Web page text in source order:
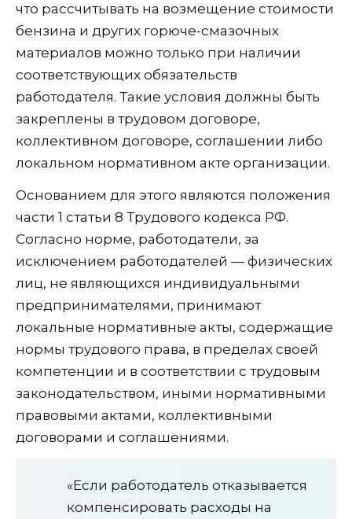
что рассчитывать на возмещение стоимости
бензина и других горюче-смазочных
материалов можно только при наличии
соответствующих обязательств
работодателя. Такие условия должны быть
закреплены в трудовом договоре,
коллективном договоре, соглашении либо
локальном нормативном акте организации.
Основанием для этого являются положения
части 1 статьи 8 Трудового кодекса РФ.
Согласно норме, работодатели, за
исключением работодателей — физических
лиц, не являющихся индивидуальными
предпринимателями, принимают
локальные нормативные акты, содержащие
нормы трудового права, в пределах своей
компетенции и в соответствии с трудовым
законодательством, иными нормативными
правовыми актами, коллективными
договорами и соглашениями.
«Если работодатель отказывается
компенсировать расходы на